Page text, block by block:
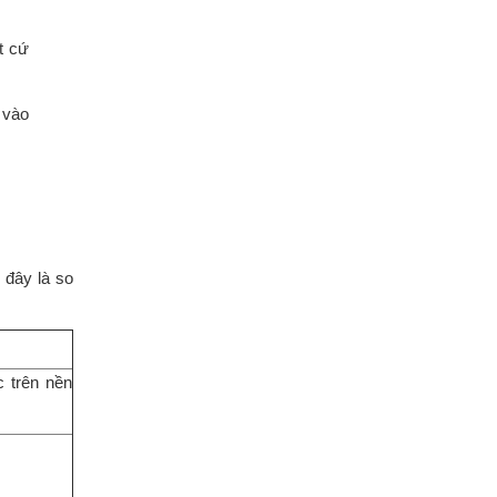
cứ
đây là so
trên nền